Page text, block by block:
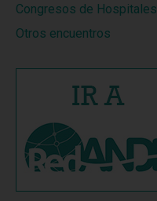
Congresos de Hospitales
Otros encuentros